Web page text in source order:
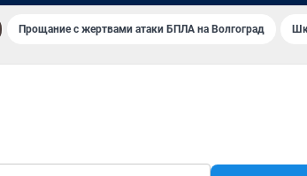
Прощание с жертвами атаки БПЛА на Волгоград